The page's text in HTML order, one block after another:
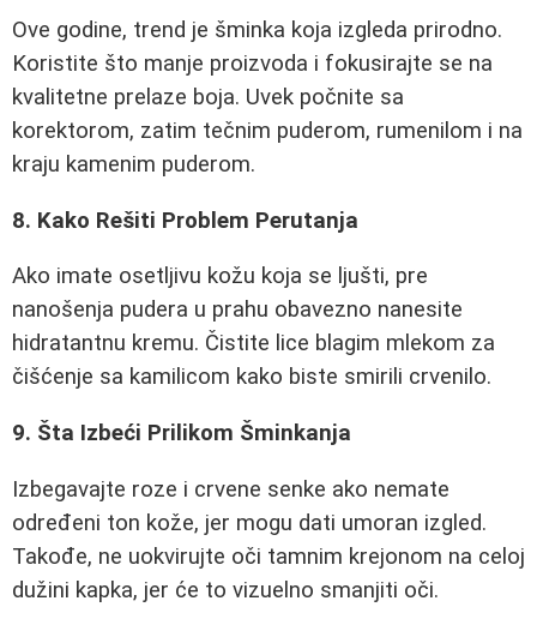
Ove godine, trend je šminka koja izgleda prirodno.
Koristite što manje proizvoda i fokusirajte se na
kvalitetne prelaze boja. Uvek počnite sa
korektorom, zatim tečnim puderom, rumenilom i na
kraju kamenim puderom.
8. Kako Rešiti Problem Perutanja
Ako imate osetljivu kožu koja se ljušti, pre
nanošenja pudera u prahu obavezno nanesite
hidratantnu kremu. Čistite lice blagim mlekom za
čišćenje sa kamilicom kako biste smirili crvenilo.
9. Šta Izbeći Prilikom Šminkanja
Izbegavajte roze i crvene senke ako nemate
određeni ton kože, jer mogu dati umoran izgled.
Takođe, ne uokvirujte oči tamnim krejonom na celoj
dužini kapka, jer će to vizuelno smanjiti oči.